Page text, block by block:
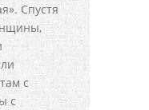
Спустя
с
с